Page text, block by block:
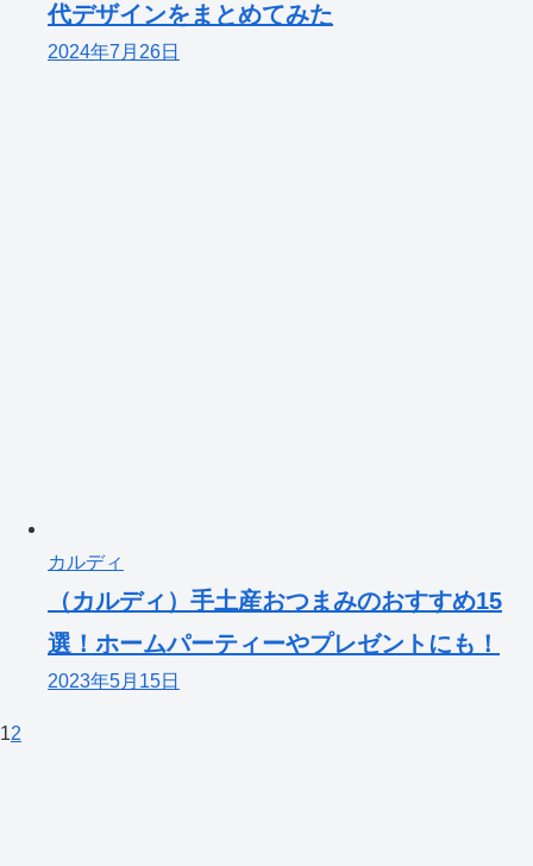
代デザインをまとめてみた
2024年7月26日
カルディ
（カルディ）手土産おつまみのおすすめ15
選！ホームパーティーやプレゼントにも！
2023年5月15日
12